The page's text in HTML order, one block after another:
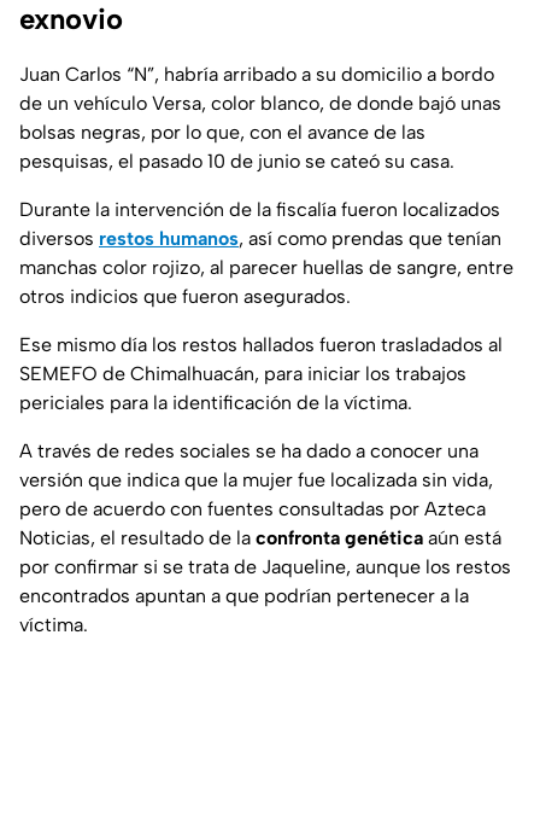
exnovio
Juan Carlos “N”, habría arribado a su domicilio a bordo
de un vehículo Versa, color blanco, de donde bajó unas
bolsas negras, por lo que, con el avance de las
pesquisas, el pasado 10 de junio se cateó su casa.
Durante la intervención de la fiscalía fueron localizados
diversos restos humanos, así como prendas que tenían
manchas color rojizo, al parecer huellas de sangre, entre
otros indicios que fueron asegurados.
Ese mismo día los restos hallados fueron trasladados al
SEMEFO de Chimalhuacán, para iniciar los trabajos
periciales para la identificación de la víctima.
A través de redes sociales se ha dado a conocer una
versión que indica que la mujer fue localizada sin vida,
pero de acuerdo con fuentes consultadas por Azteca
Noticias, el resultado de la confronta genética aún está
por confirmar si se trata de Jaqueline, aunque los restos
encontrados apuntan a que podrían pertenecer a la
víctima.